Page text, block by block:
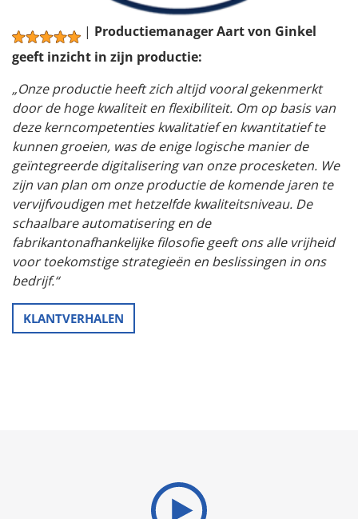
| Productiemanager Aart von Ginkel
geeft inzicht in zijn productie:
„Onze productie heeft zich altijd vooral gekenmerkt
door de hoge kwaliteit en flexibiliteit. Om op basis van
deze kerncompetenties kwalitatief en kwantitatief te
kunnen groeien, was de enige logische manier de
geïntegreerde digitalisering van onze procesketen. We
zijn van plan om onze productie de komende jaren te
vervijfvoudigen met hetzelfde kwaliteitsniveau. De
schaalbare automatisering en de
fabrikantonafhankelijke filosofie geeft ons alle vrijheid
voor toekomstige strategieën en beslissingen in ons
bedrijf.“
KLANTVERHALEN